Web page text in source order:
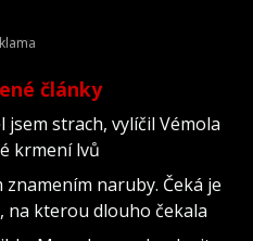
články
jsem strach, vylíčil Vémola
krmení lvů
naruby. Čeká je
na kterou dlouho čekala